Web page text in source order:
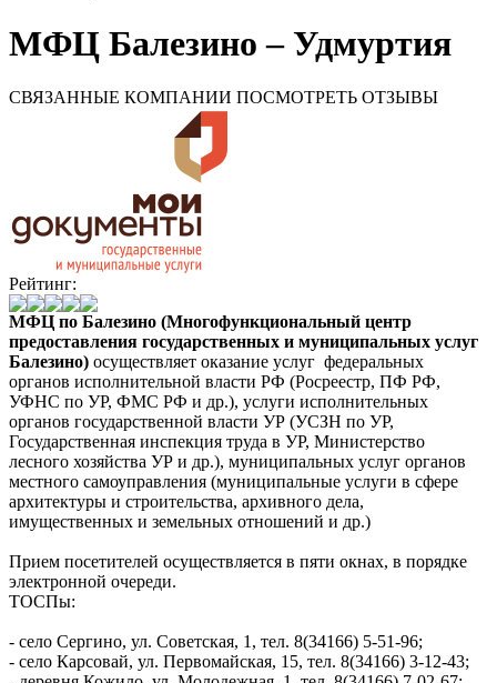
МФЦ Балезино – Удмуртия
СВЯЗАННЫЕ КОМПАНИИ ПОСМОТРЕТЬ ОТЗЫВЫ
Рейтинг:
МФЦ по Балезино (Многофункциональный центр
предоставления государственных и муниципальных услуг
Балезино) осуществляет оказание услуг федеральных
органов исполнительной власти РФ (Росреестр, ПФ РФ,
УФНС по УР, ФМС РФ и др.), услуги исполнительных
органов государственной власти УР (УСЗН по УР,
Государственная инспекция труда в УР, Министерство
лесного хозяйства УР и др.), муниципальных услуг органов
местного самоуправления (муниципальные услуги в сфере
архитектуры и строительства, архивного дела,
имущественных и земельных отношений и др.)
Прием посетителей осуществляется в пяти окнах, в порядке
электронной очереди.
ТОСПы:
- село Сергино, ул. Советская, 1, тел. 8(34166) 5-51-96;
- село Карсовай, ул. Первомайская, 15, тел. 8(34166) 3-12-43;